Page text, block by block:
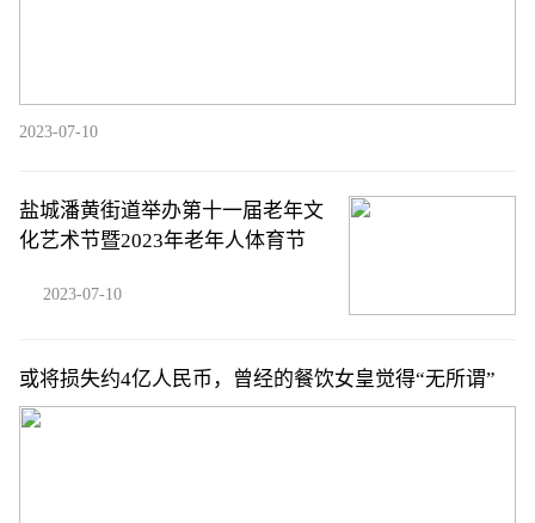
2023-07-10
盐城潘黄街道举办第十一届老年文
化艺术节暨2023年老年人体育节
2023-07-10
或将损失约4亿人民币，曾经的餐饮女皇觉得“无所谓”